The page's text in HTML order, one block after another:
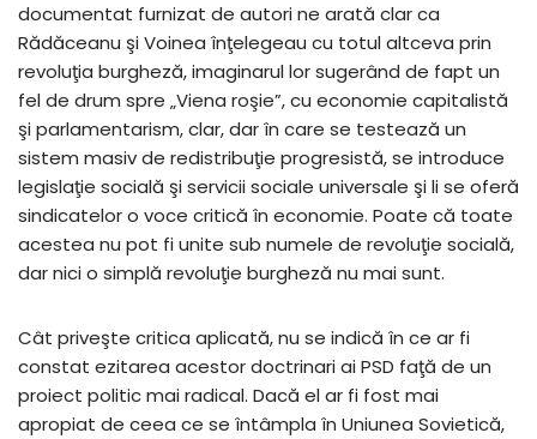
documentat furnizat de autori ne arată clar ca
Rădăceanu şi Voinea înţelegeau cu totul altceva prin
revoluţia burgheză, imaginarul lor sugerând de fapt un
fel de drum spre „Viena roşie”, cu economie capitalistă
şi parlamentarism, clar, dar în care se testează un
sistem masiv de redistribuţie progresistă, se introduce
legislaţie socială şi servicii sociale universale şi li se oferă
sindicatelor o voce critică în economie. Poate că toate
acestea nu pot fi unite sub numele de revoluţie socială,
dar nici o simplă revoluţie burgheză nu mai sunt.
Cât priveşte critica aplicată, nu se indică în ce ar fi
constat ezitarea acestor doctrinari ai PSD faţă de un
proiect politic mai radical. Dacă el ar fi fost mai
apropiat de ceea ce se întâmpla în Uniunea Sovietică,